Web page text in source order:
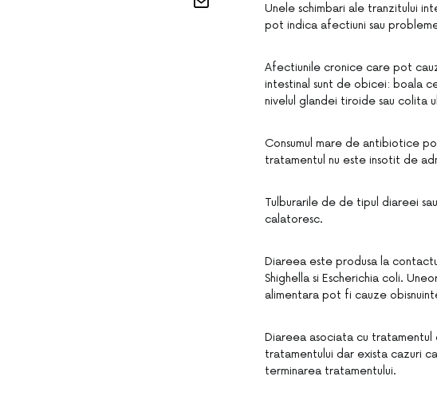
Unele schimbari ale tranzitului
pot indica afectiuni sau
Afectiunile cronice care pot
intestinal sunt de obicei: boala
nivelul glandei tiroide sau colita
Consumul mare de antibiotice
tratamentul nu este insotit de
Tulburarile de de tipul diareei
calatoresc.
Diareea este produsa la
Shighella si Escherichia coli.
alimentara pot fi cauze
Diareea asociata cu
tratamentului dar exista cazuri
terminarea tratamentului.